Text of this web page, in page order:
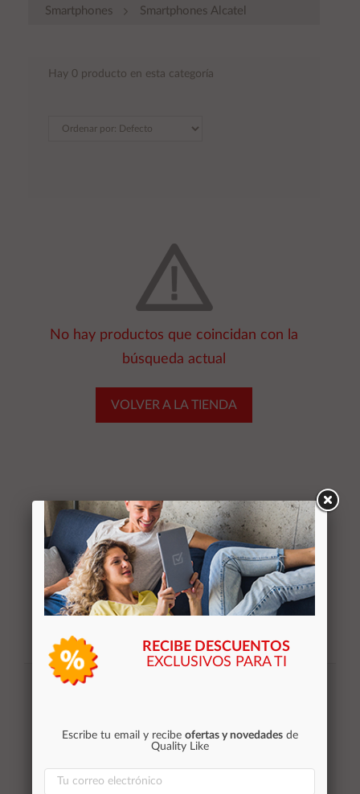
Smartphones
Smartphones Alcatel
Hay 0 producto en esta categoría
No hay productos que coincidan con la
búsqueda actual
VOLVER A LA TIENDA
Suscribirse
Categorías
RECIBE DESCUENTOS
EXCLUSIVOS PARA TI
Escribe tu email y recibe ofertas y novedadesde
Quality Like